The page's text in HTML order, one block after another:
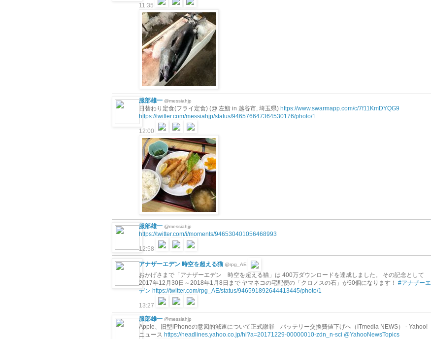
11:35
服部雄一 @messiahjp
日替わり定食(フライ定食) (@ 左鮨 in 越谷市, 埼玉県) https://www.swarmapp.com/c/7f11KmDYQG9
https://twitter.com/messiahjp/status/946576647364530176/photo/1
12:00
服部雄一 @messiahjp
https://twitter.com/i/moments/946530401056468993
12:58
アナザーエデン 時空を超える猫 @rpg_AE
おかげさまで「アナザーエデン 時空を超える猫」は 400万ダウンロードを達成しました。 その記念として
2017年12月30日～2018年1月8日まで ヤマネコの宅配便の「クロノスの石」が50個になります！ #アナザーエ
デン https://twitter.com/rpg_AE/status/946591892644413445/photo/1
13:27
服部雄一 @messiahjp
Apple、旧型iPhoneの意図的減速について正式謝罪 バッテリー交換費値下げへ（ITmedia NEWS） - Yahoo!
ニュース https://headlines.yahoo.co.jp/hl?a=20171229-00000010-zdn_n-sci @YahooNewsTopics